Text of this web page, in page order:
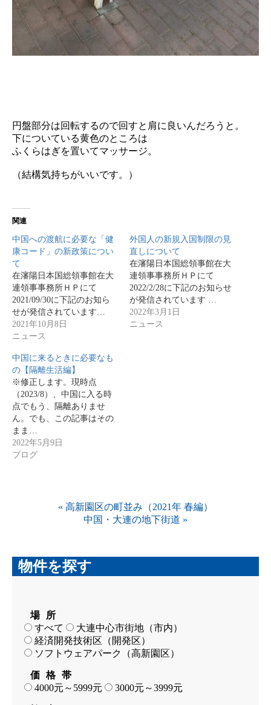
円盤部分は回転するので回すと肩に良いんだろうと。
下についている黄色のところは
ふくらはぎを置いてマッサージ。
（結構気持ちがいいです。）
関連
中国への渡航に必要な「健
康コード」の新政策につい
て
在瀋陽日本国総領事館在大
連領事事務所ＨＰにて
2021/09/30に下記のお知ら
せが発信されています…
2021年10月8日
ニュース
外国人の新規入国制限の見
直しについて
在瀋陽日本国総領事館在大
連領事事務所ＨＰにて
2022/2/28に下記のお知らせ
が発信されています …
2022年3月1日
ニュース
中国に来るときに必要なも
の【隔離生活編】
※修正します。現時点
（2023/8）、中国に入る時
点でもう、隔離ありませ
ん。でも、この記事はその
まま…
2022年5月9日
ブログ
« 高新園区の町並み（2021年 春編）
中国・大連の地下街道 »
物件を探す
場所
すべて
大連中心市街地（市内）
経済開発技術区（開発区）
ソフトウェアパーク（高新園区）
価格帯
4000元～5999元
3000元～3999元